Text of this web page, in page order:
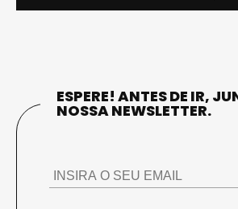
ESPERE! ANTES DE IR,
NOSSA NEWSLETTER.